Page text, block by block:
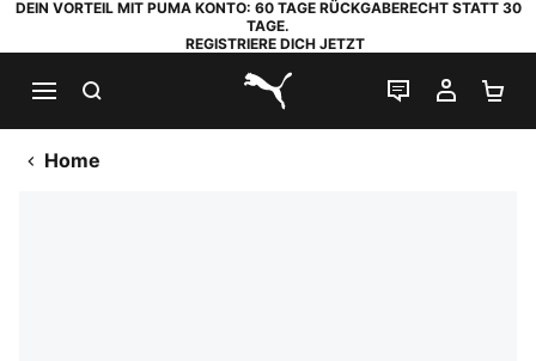
DEIN VORTEIL MIT PUMA KONTO: 60 TAGE RÜCKGABERECHT STATT 30
TAGE.
REGISTRIERE DICH JETZT
PUMA.com
LIVE-CHAT
MEIN
Home